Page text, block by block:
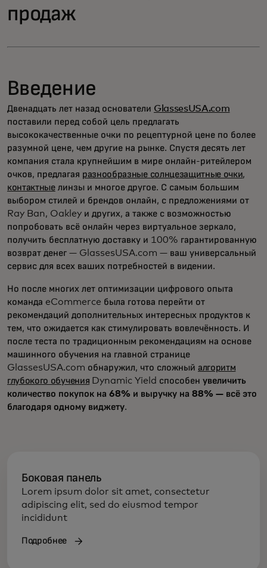
продаж
Введение
Двенадцать лет назад основатели GlassesUSA.com
поставили перед собой цель предлагать
высококачественные очки по рецептурной цене по более
разумной цене, чем другие на рынке. Спустя десять лет
компания стала крупнейшим в мире онлайн-ритейлером
очков, предлагая разнообразные солнцезащитные очки,
контактныелинзы и многое другое. С самым большим
выбором стилей и брендов онлайн, с предложениями от
Ray Ban, Oakley и других, а также с возможностью
попробовать всё онлайн через виртуальное зеркало,
получить бесплатную доставку и 100% гарантированную
возврат денег — GlassesUSA.com — ваш универсальный
сервис для всех ваших потребностей в видении.
Но после многих лет оптимизации цифрового опыта
команда eCommerce была готова перейти от
рекомендаций дополнительных интересных продуктов к
тем, что ожидается как стимулировать вовлечённость. И
после теста по традиционным рекомендациям на основе
машинного обучения на главной странице
GlassesUSA.com обнаружил, что сложный алгоритм
глубокого обучения Dynamic Yield способенувеличить
количество покупок на 68% и выручку на 88% — всё это
благодаря одному виджету.
Боковая панель
Lorem ipsum dolor sit amet, consectetur
adipiscing elit, sed do eiusmod tempor
incididunt
Подробнее